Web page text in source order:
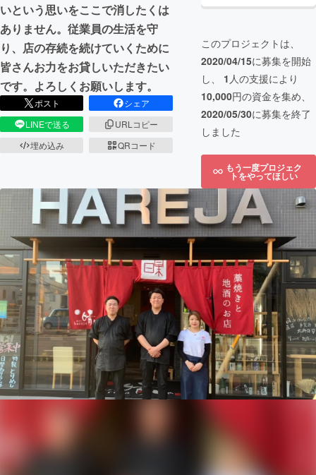
いという思いをここで消したくは
ありません。従業員の生活を守
り、店の存続を続けていくために
皆さんお力をお貸しいただきたい
です。よろしくお願いします。
ポスト
シェア
LINEで送る
URLコピー
埋め込み
QRコード
このプロジェクトは、
2020/04/15に募集を開始
し、 1 人の支援により
10,000円の資金を集め、
2020/05/30に募集を終了
しました
もう一度プロジェク
トをやってほしい